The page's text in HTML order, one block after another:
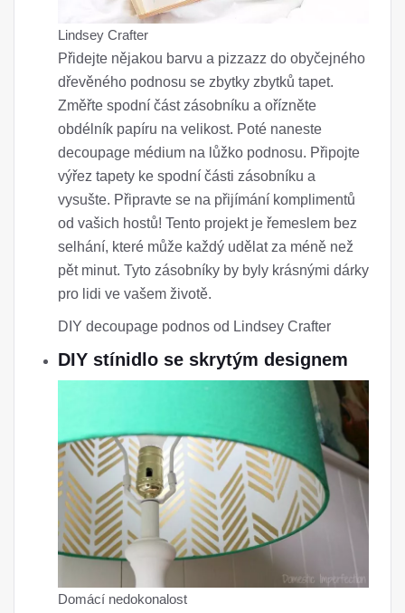
Lindsey Crafter
Přidejte nějakou barvu a pizzazz do obyčejného
dřevěného podnosu se zbytky zbytků tapet.
Změřte spodní část zásobníku a ořízněte
obdélník papíru na velikost. Poté naneste
decoupage médium na lůžko podnosu. Připojte
výřez tapety ke spodní části zásobníku a
vysušte. Připravte se na přijímání komplimentů
od vašich hostů! Tento projekt je řemeslem bez
selhání, které může každý udělat za méně než
pět minut. Tyto zásobníky by byly krásnými dárky
pro lidi ve vašem životě.
DIY decoupage podnos od Lindsey Crafter
DIY stínidlo se skrytým designem
Domácí nedokonalost